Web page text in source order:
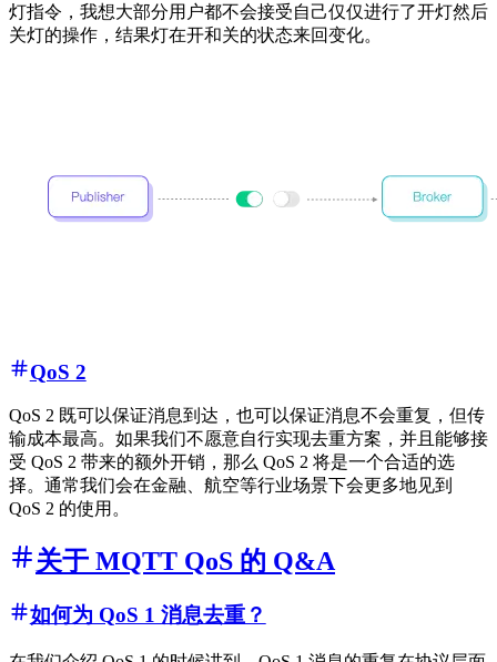
灯指令，我想大部分用户都不会接受自己仅仅进行了开灯然后
关灯的操作，结果灯在开和关的状态来回变化。
QoS 2
QoS 2 既可以保证消息到达，也可以保证消息不会重复，但传
输成本最高。如果我们不愿意自行实现去重方案，并且能够接
受 QoS 2 带来的额外开销，那么 QoS 2 将是一个合适的选
择。通常我们会在金融、航空等行业场景下会更多地见到
QoS 2 的使用。
关于 MQTT QoS 的 Q&A
如何为 QoS 1 消息去重？